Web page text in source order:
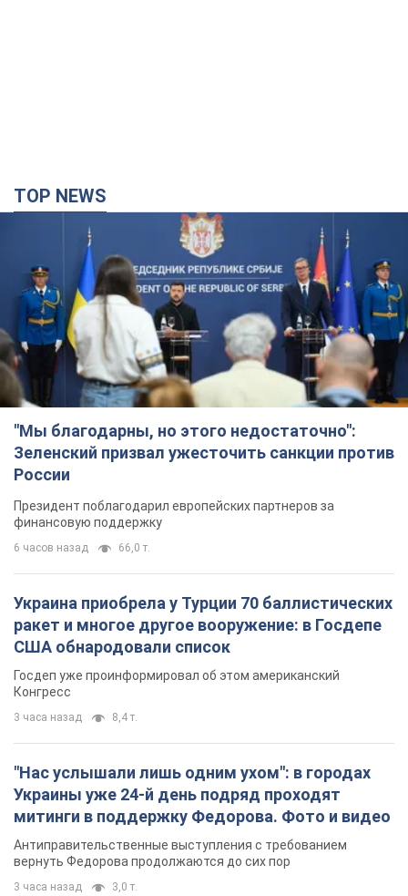
TOP NEWS
"Мы благодарны, но этого недостаточно":
Зеленский призвал ужесточить санкции против
России
Президент поблагодарил европейских партнеров за
финансовую поддержку
6 часов назад 66,0 т.
Украина приобрела у Турции 70 баллистических
ракет и многое другое вооружение: в Госдепе
США обнародовали список
Госдеп уже проинформировал об этом американский
Конгресс
3 часа назад 8,4 т.
"Нас услышали лишь одним ухом": в городах
Украины уже 24-й день подряд проходят
митинги в поддержку Федорова. Фото и видео
Антиправительственные выступления с требованием
вернуть Федорова продолжаются до сих пор
3 часа назад 3,0 т.